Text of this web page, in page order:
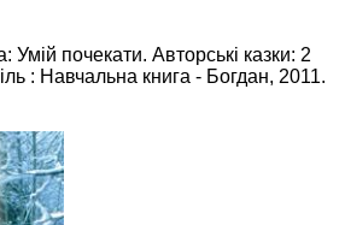
Умій почекати. Авторські казки: 2
: Навчальна книга - Богдан, 2011.